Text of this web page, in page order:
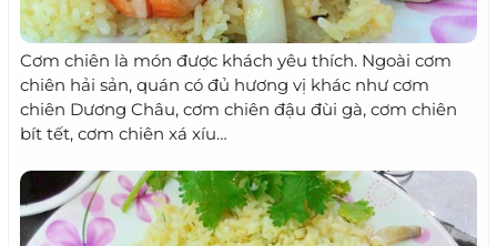
Cơm chiên là món được khách yêu thích. Ngoài cơm
chiên hải sản, quán có đủ hương vị khác như cơm
chiên Dương Châu, cơm chiên đậu đùi gà, cơm chiên
bít tết, cơm chiên xá xíu…